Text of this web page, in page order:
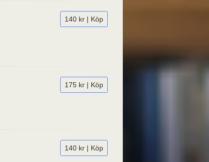
140 kr | Köp
175 kr | Köp
140 kr | Köp